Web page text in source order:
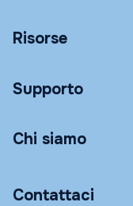
Risorse
Supporto
Chi siamo
Contattaci